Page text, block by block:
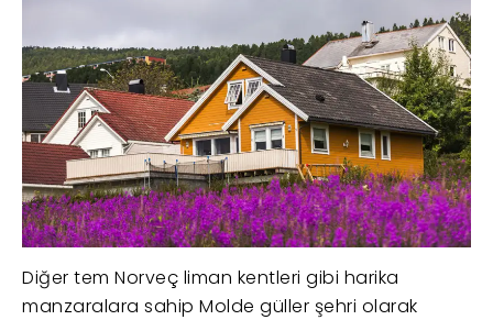
Diğer tem Norveç liman kentleri gibi harika
manzaralara sahip Molde güller şehri olarak